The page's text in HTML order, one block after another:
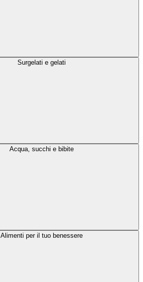
Surgelati e gelati
Acqua, succhi e bibite
Alimenti per il tuo benessere